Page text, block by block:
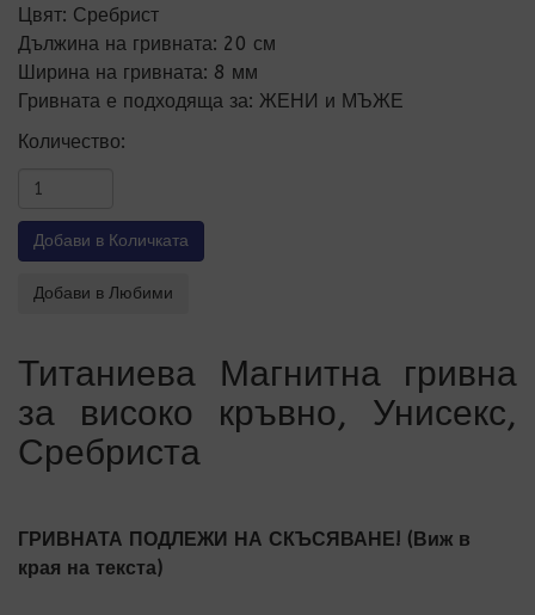
Цвят: Сребрист
Дължина на гривната: 20 см
Ширина на гривната: 8 мм
Гривната е подходяща за: ЖЕНИ и МЪЖЕ
Количество:
Титаниева Магнитна гривна
за високо кръвно, Унисекс,
Сребриста
ГРИВНАТА ПОДЛЕЖИ НА СКЪСЯВАНЕ! (Виж в
края на текста)